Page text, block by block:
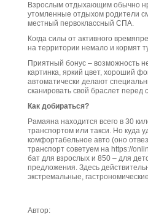
Взрослым отдыхающим обычно
утомленные отдыхом родители
местный первоклассный СПА.
Когда силы от активного
на территории немало и кормят
Приятный бонус – возможность
картинка, яркий цвет, хороший
автоматически делают
сканировать свой браслет перед
Как добираться?
Рамаяна находится всего в 30
транспортом или такси. Но куда
комфортабельное авто (оно
транспорт советуем на https://
бат для взрослых и 850 – для
предложения. Здесь
экстремальные,
Автор: